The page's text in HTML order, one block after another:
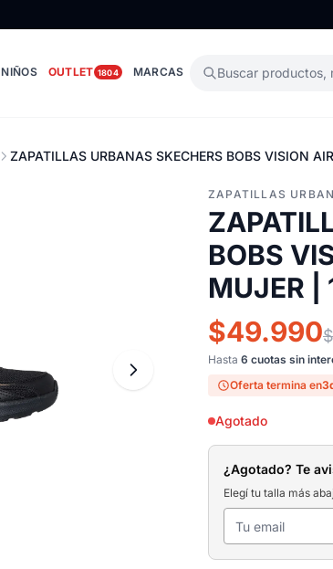
NIÑOS OUTLET 1804 MARCAS Buscar
ZAPATILLAS URBANAS SKECHERS BOBS VISION
ZAPATILLAS
BOBS
MUJER |
$49.990
Hasta 6 cuotas sin
Oferta termina en
Agotado
¿Agotado? Te
Elegí tu talla más